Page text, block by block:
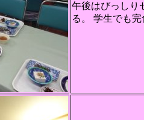
午後はびっしり
る。 学生でも完